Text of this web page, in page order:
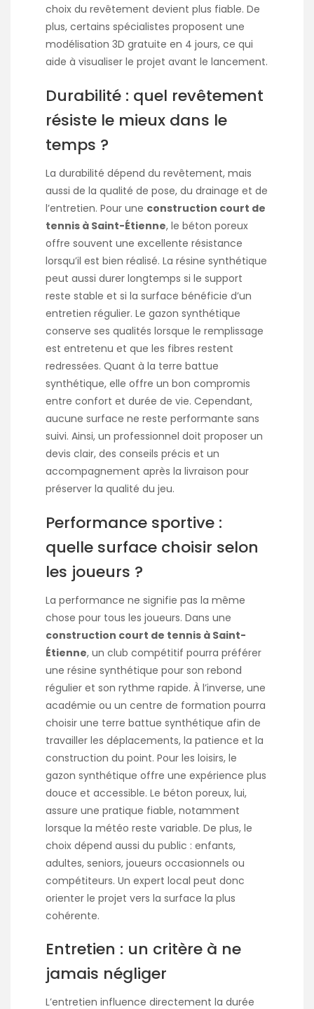
choix du revêtement devient plus fiable. De
plus, certains spécialistes proposent une
modélisation 3D gratuite en 4 jours, ce qui
aide à visualiser le projet avant le lancement.
Durabilité : quel revêtement
résiste le mieux dans le
temps ?
La durabilité dépend du revêtement, mais
aussi de la qualité de pose, du drainage et de
l’entretien. Pour une construction court de
tennis à Saint-Étienne, le béton poreux
offre souvent une excellente résistance
lorsqu’il est bien réalisé. La résine synthétique
peut aussi durer longtemps si le support
reste stable et si la surface bénéficie d’un
entretien régulier. Le gazon synthétique
conserve ses qualités lorsque le remplissage
est entretenu et que les fibres restent
redressées. Quant à la terre battue
synthétique, elle offre un bon compromis
entre confort et durée de vie. Cependant,
aucune surface ne reste performante sans
suivi. Ainsi, un professionnel doit proposer un
devis clair, des conseils précis et un
accompagnement après la livraison pour
préserver la qualité du jeu.
Performance sportive :
quelle surface choisir selon
les joueurs ?
La performance ne signifie pas la même
chose pour tous les joueurs. Dans une
construction court de tennis à Saint-
Étienne, un club compétitif pourra préférer
une résine synthétique pour son rebond
régulier et son rythme rapide. À l’inverse, une
académie ou un centre de formation pourra
choisir une terre battue synthétique afin de
travailler les déplacements, la patience et la
construction du point. Pour les loisirs, le
gazon synthétique offre une expérience plus
douce et accessible. Le béton poreux, lui,
assure une pratique fiable, notamment
lorsque la météo reste variable. De plus, le
choix dépend aussi du public : enfants,
adultes, seniors, joueurs occasionnels ou
compétiteurs. Un expert local peut donc
orienter le projet vers la surface la plus
cohérente.
Entretien : un critère à ne
jamais négliger
L’entretien influence directement la durée